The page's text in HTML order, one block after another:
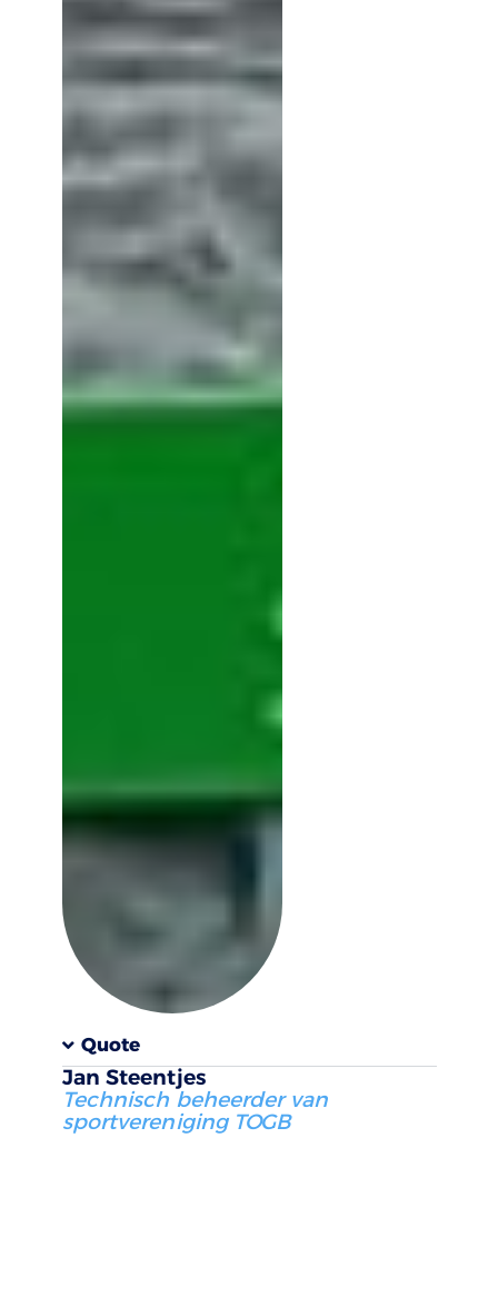
Quote
Jan Steentjes
Technisch beheerder van
sportvereniging TOGB